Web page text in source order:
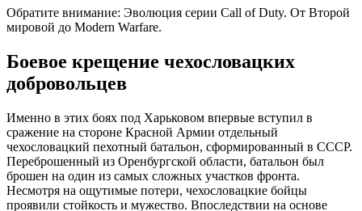
Обратите внимание: Эволюция серии Call of Duty. От Второй
мировой до Modern Warfare.
Боевое крещение чехословацких
добровольцев
Именно в этих боях под Харьковом впервые вступил в
сражение на стороне Красной Армии отдельный
чехословацкий пехотный батальон, сформированный в СССР.
Переброшенный из Оренбургской области, батальон был
брошен на один из самых сложных участков фронта.
Несмотря на ощутимые потери, чехословацкие бойцы
проявили стойкость и мужество. Впоследствии на основе